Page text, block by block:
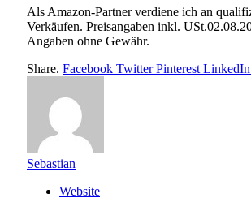
Als Amazon-Partner verdiene ich an
Verkäufen. Preisangaben inkl.
Angaben ohne Gewähr.
Share. Facebook Twitter Pinterest LinkedIn
Sebastian
Website